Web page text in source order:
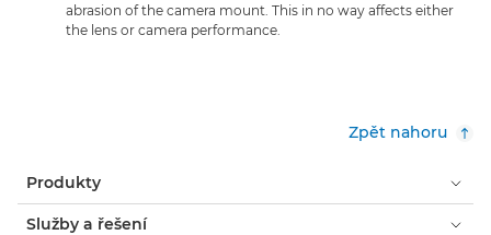
abrasion of the camera mount. This in no way affects either
the lens or camera performance.
Zpět nahoru
Produkty
Služby a řešení